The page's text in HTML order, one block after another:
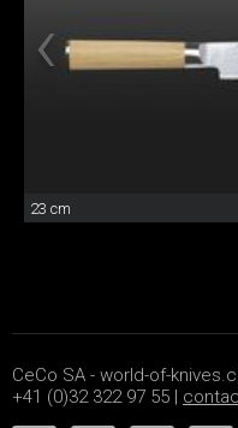
23 cm
CeCo SA - world-of-
+41 (0)32 322 97 55 |